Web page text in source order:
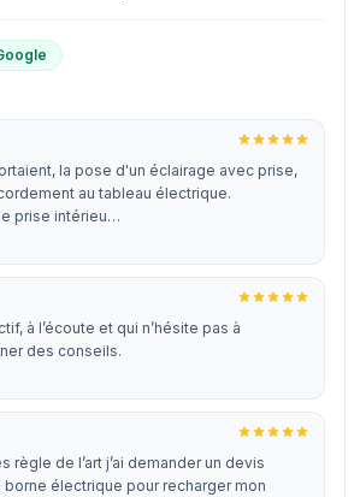
la pose d'un éclairage avec prise,
au tableau électrique.
prise intérieu…
à l’écoute et qui n’hésite pas à
des conseils.
règle de l’art j’ai demander un devis
borne électrique pour recharger mon